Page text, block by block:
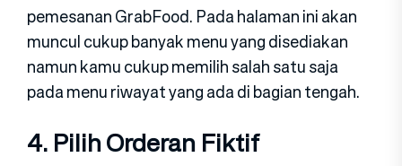
pemesanan GrabFood. Pada halaman ini akan
muncul cukup banyak menu yang disediakan
namun kamu cukup memilih salah satu saja
pada menu riwayat yang ada di bagian tengah.
4. Pilih Orderan Fiktif